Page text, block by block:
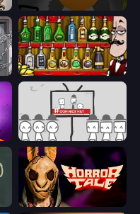
Bartender The Right Mix
We Become What We Behold
Horror Tale